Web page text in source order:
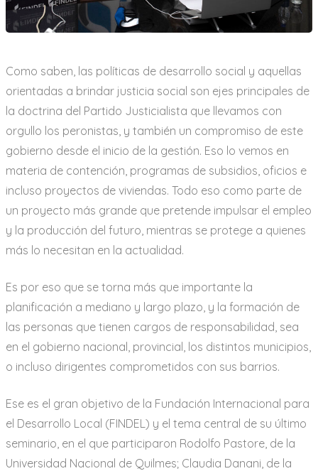
r
o
Como saben, las políticas de desarrollo social y aquellas
orientadas a brindar justicia social son ejes principales de
la doctrina del Partido Justicialista que llevamos con
orgullo los peronistas, y también un compromiso de este
gobierno desde el inicio de la gestión. Eso lo vemos en
materia de contención, programas de subsidios, oficios e
incluso proyectos de viviendas. Todo eso como parte de
un proyecto más grande que pretende impulsar el empleo
y la producción del futuro, mientras se protege a quienes
más lo necesitan en la actualidad.
Es por eso que se torna más que importante la
planificación a mediano y largo plazo, y la formación de
las personas que tienen cargos de responsabilidad, sea
en el gobierno nacional, provincial, los distintos municipios,
o incluso dirigentes comprometidos con sus barrios.
Ese es el gran objetivo de la Fundación Internacional para
el Desarrollo Local (FINDEL) y el tema central de su último
seminario, en el que participaron Rodolfo Pastore, de la
Universidad Nacional de Quilmes; Claudia Danani, de la